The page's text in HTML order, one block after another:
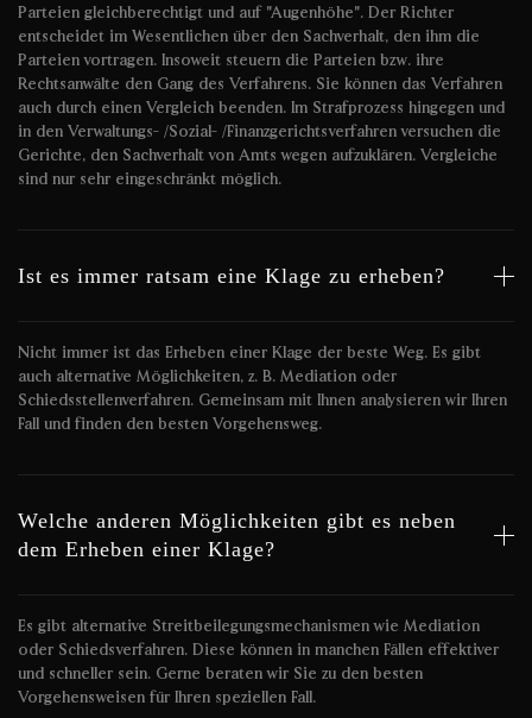
Parteien gleichberechtigt und auf "Augenhöhe". Der Richter
entscheidet im Wesentlichen über den Sachverhalt, den ihm die
Parteien vortragen. Insoweit steuern die Parteien bzw. ihre
Rechtsanwälte den Gang des Verfahrens. Sie können das Verfahren
auch durch einen Vergleich beenden. Im Strafprozess hingegen und
in den Verwaltungs- /Sozial- /Finanzgerichtsverfahren versuchen die
Gerichte, den Sachverhalt von Amts wegen aufzuklären. Vergleiche
sind nur sehr eingeschränkt möglich.
Ist es immer ratsam eine Klage zu erheben?
Nicht immer ist das Erheben einer Klage der beste Weg. Es gibt
auch alternative Möglichkeiten, z. B. Mediation oder
Schiedsstellenverfahren. Gemeinsam mit Ihnen analysieren wir Ihren
Fall und finden den besten Vorgehensweg.
Welche anderen Möglichkeiten gibt es neben
dem Erheben einer Klage?
Es gibt alternative Streitbeilegungsmechanismen wie Mediation
oder Schiedsverfahren. Diese können in manchen Fällen effektiver
und schneller sein. Gerne beraten wir Sie zu den besten
Vorgehensweisen für Ihren speziellen Fall.